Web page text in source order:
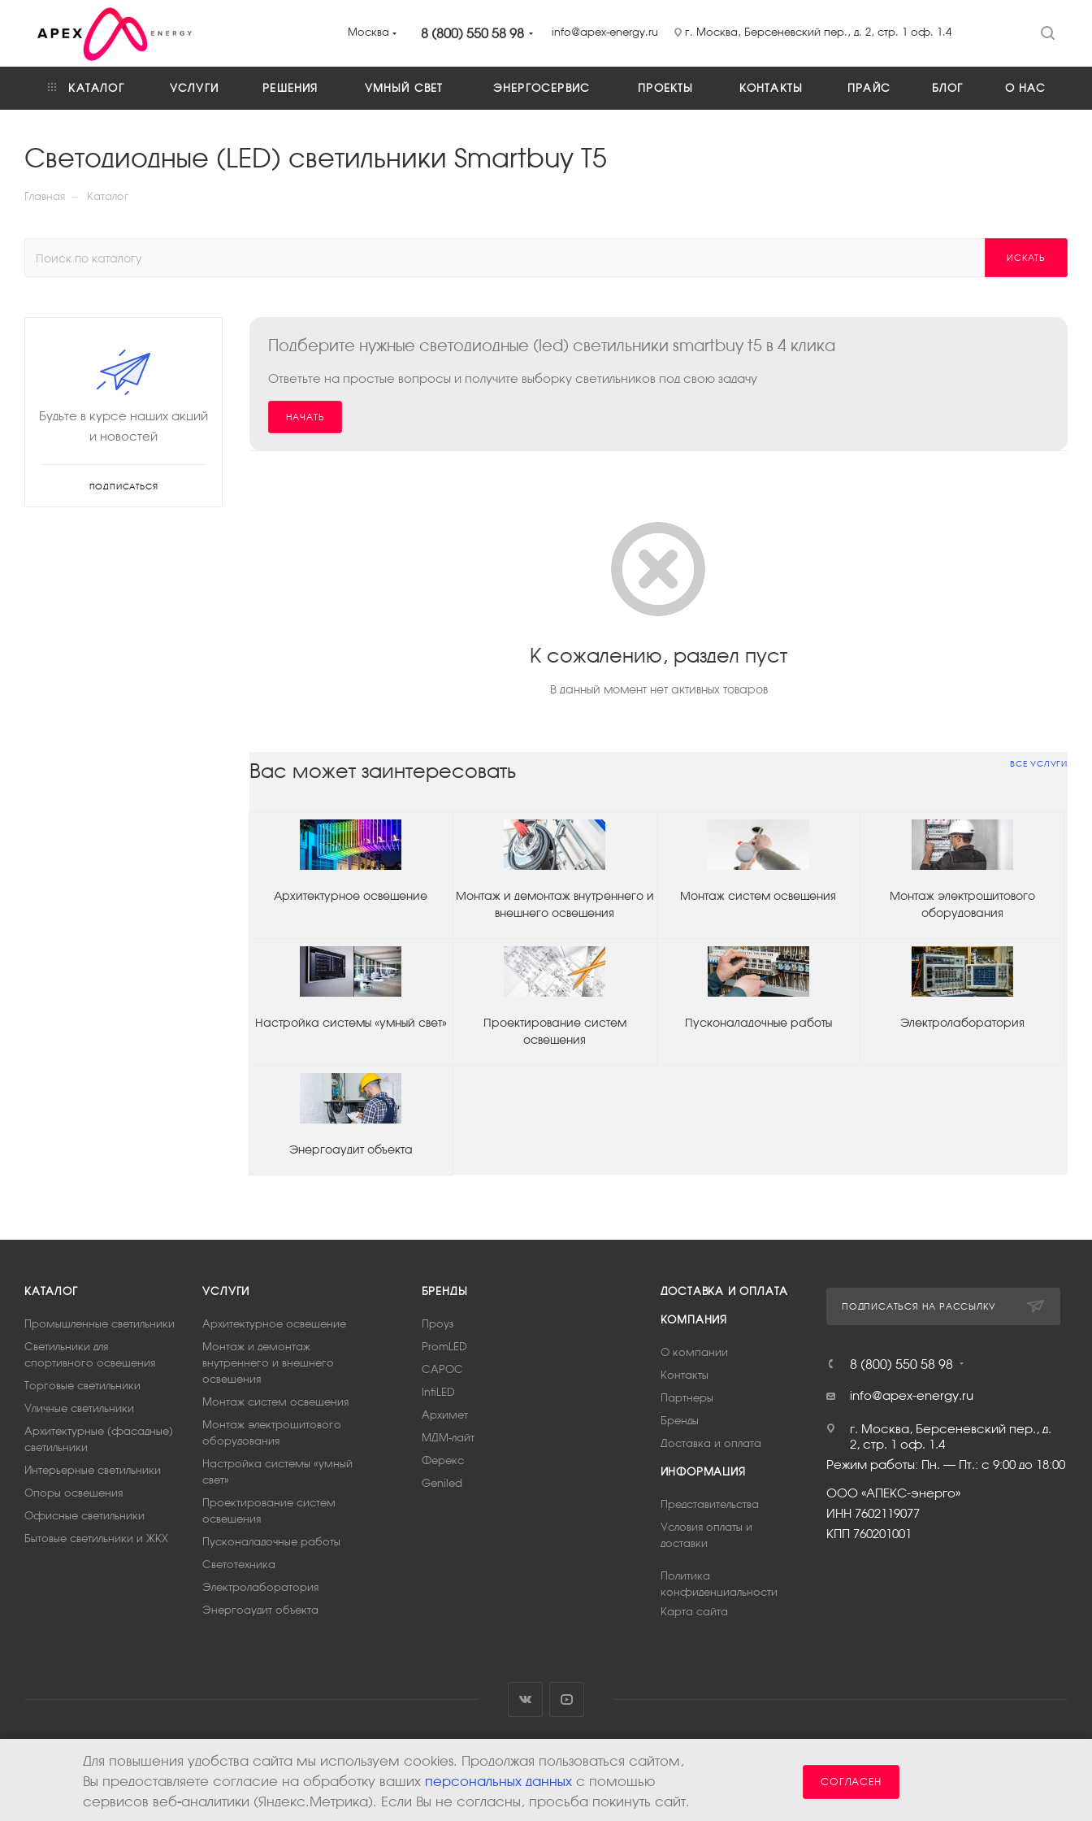
Москва 8 (800) 550 58 98 info@apex-energy.ru г. Москва, Берсеневский пер., д. 2, стр. 1 оф. 1.4
КАТАЛОГ УСЛУГИ РЕШЕНИЯ УМНЫЙ СВЕТ ЭНЕРГОСЕРВИС ПРОЕКТЫ КОНТАКТЫ ПРАЙС БЛОГ О НАС
Светодиодные (LED) светильники Smartbuy T5
Главная — Каталог
ИСКАТЬ
Подберите нужные светодиодные (led) светильники smartbuy t5 в 4 клика
Ответьте на простые вопросы и получите выборку светильников под свою задачу
НАЧАТЬ
К сожалению, раздел пуст
В данный момент нет активных товаров
Вас может заинтересовать ВСЕ УСЛУГИ
Архитектурное освещение
Монтаж и демонтаж внутреннего и
внешнего освещения
Монтаж систем освещения
Монтаж электрощитового
оборудования
Настройка системы «умный свет»
Проектирование систем
освещения
Пусконаладочные работы Электролаборатория
Энергоаудит объекта
Будьте в курсе наших акций
и новостей
ПОДПИСАТЬСЯ
КАТАЛОГ
Промышленные светильники
Светильники для
спортивного освещения
Торговые светильники
Уличные светильники
Архитектурные (фасадные)
светильники
Интерьерные светильники
Опоры освещения
Офисные светильники
Бытовые светильники и ЖКХ
УСЛУГИ
Архитектурное освещение
Монтаж и демонтаж
внутреннего и внешнего
освещения
Монтаж систем освещения
Монтаж электрощитового
оборудования
Настройка системы «умный
свет»
Проектирование систем
освещения
Пусконаладочные работы
Светотехника
Электролаборатория
Энергоаудит объекта
БРЕНДЫ
Проуз
PromLED
САРОС
IntiLED
Архимет
МДМ-лайт
Ферекс
Geniled
ДОСТАВКА И ОПЛАТА
КОМПАНИЯ
О компании
Контакты
Партнеры
Бренды
Доставка и оплата
ИНФОРМАЦИЯ
Представительства
Условия оплаты и
доставки
Политика
конфиденциальности
Карта сайта
ПОДПИСАТЬСЯ НА РАССЫЛКУ
8 (800) 550 58 98
info@apex-energy.ru
г. Москва, Берсеневский пер., д.
2, стр. 1 оф. 1.4
Режим работы: Пн. – Пт.: с 9:00 до 18:00
ООО «АПЕКС-энерго»
ИНН 7602119077
КПП 760201001
2026 © ООО «Апекс-энерго». Все права защищены.
Для повышения удобства сайта мы используем cookies. Продолжая пользоваться сайтом,
Вы предоставляете согласие на обработку ваших персональных данных с помощью
сервисов веб-аналитики (Яндекс.Метрика). Если Вы не согласны, просьба покинуть сайт.
СОГЛАСЕН